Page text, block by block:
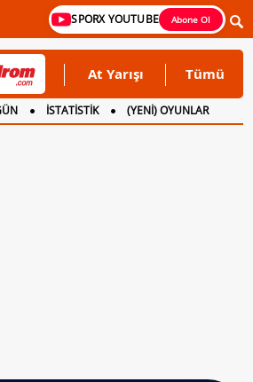
SPORX YOUTUBE Abone Ol
At Yarışı Tümü
İSTATİSTİK (YENİ) OYUNLAR